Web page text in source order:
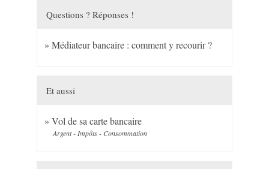
Questions ? Réponses !
Médiateur bancaire : comment y recourir ?
Et aussi
Vol de sa carte bancaire
Argent - Impôts - Consommation